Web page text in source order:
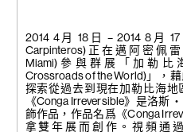
2014 4月 18日 – 2014 8月
Carpinteros)正在邁阿密佩雷
Miami)參與群展「加勒比
Crossroads of the World)」，
探索從過去到現在加勒比海地
《Conga Irreversible》是洛斯
飾作品，作品名爲《Conga
拿雙年展而創作。視頻通